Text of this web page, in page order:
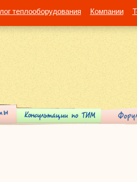
теплооборудования Компании